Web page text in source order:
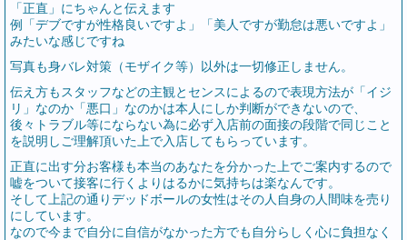
「正直」にちゃんと伝えます
例「デブですが性格良いですよ」「美人ですが勤怠は悪いですよ」
みたいな感じですね
写真も身バレ対策（モザイク等）以外は一切修正しません。
伝え方もスタッフなどの主観とセンスによるので表現方法が「イジ
リ」なのか「悪口」なのかは本人にしか判断ができないので、
後々トラブル等にならない為に必ず入店前の面接の段階で同じこと
を説明しご理解頂いた上で入店してもらっています。
正直に出す分お客様も本当のあなたを分かった上でご案内するので
嘘をついて接客に行くよりはるかに気持ちは楽なんです。
そして上記の通りデッドボールの女性はその人自身の人間味を売り
にしています。
なので今まで自分に自信がなかった方でも自分らしく心に負担なく